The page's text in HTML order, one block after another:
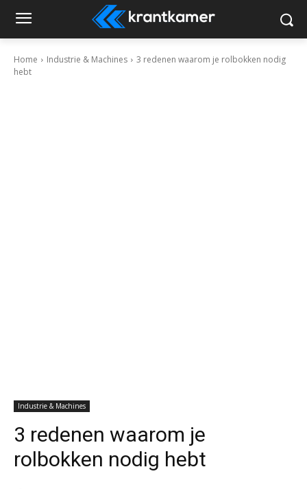
Home Industrie & Machines
3 redenen waarom je rolbokken nodig
hebt
Industrie & Machines
3 redenen waarom je
rolbokken nodig hebt